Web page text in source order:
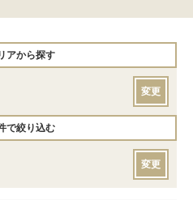
アから探す
変更
で絞り込む
変更